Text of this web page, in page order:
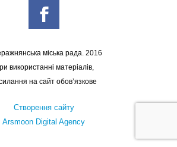
міська рада. 2016
використанні матеріалів,
на сайт обов’язкове
Створення сайту
Arsmoon Digital Agency